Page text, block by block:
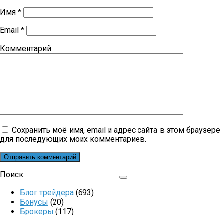
Имя *
Email *
Комментарий
Сохранить моё имя, email и адрес сайта в этом браузере
для последующих моих комментариев.
Поиск:
Блог трейдера (693)
Бонусы (20)
Брокеры (117)